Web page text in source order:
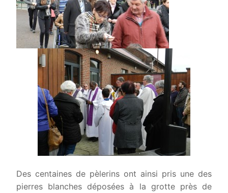
Des centaines de pèlerins ont ainsi pris une des
pierres blanches déposées à la grotte près de